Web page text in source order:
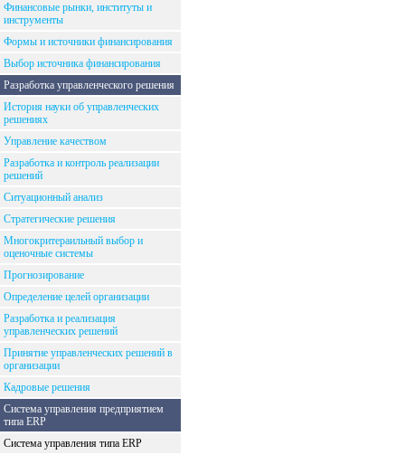
Финансовые рынки, институты и
инструменты
Формы и источники финансирования
Выбор источника финансирования
Разработка управленческого решения
История науки об управленческих
решениях
Управление качеством
Разработка и контроль реализации
решений
Ситуационный анализ
Стратегические решения
Многокритераильный выбор и
оценочные системы
Прогнозирование
Определение целей организации
Разработка и реализация
управленческих решений
Принятие управленческих решений в
организации
Кадровые решения
Система управления предприятием
типа ERP
Система управления типа ERP